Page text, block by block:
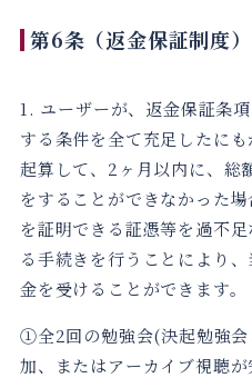
第6条（返金保証制度）
1. ユーザーが、返金保証条
する条件を全て充足したに
起算して、2ヶ月以内に、総
をすることができなかった
を証明できる証憑等を過不
る手続きを行うことにより
金を受けることができます。
①全2回の勉強会(決起勉強
加、またはアーカイブ視聴